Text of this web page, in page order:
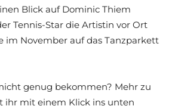
Blick auf Dominic Thiem
Tennis-Star die Artistin vor Ort
im November auf das Tanzparkett
genug bekommen? Mehr zu
ihr mit einem Klick ins unten